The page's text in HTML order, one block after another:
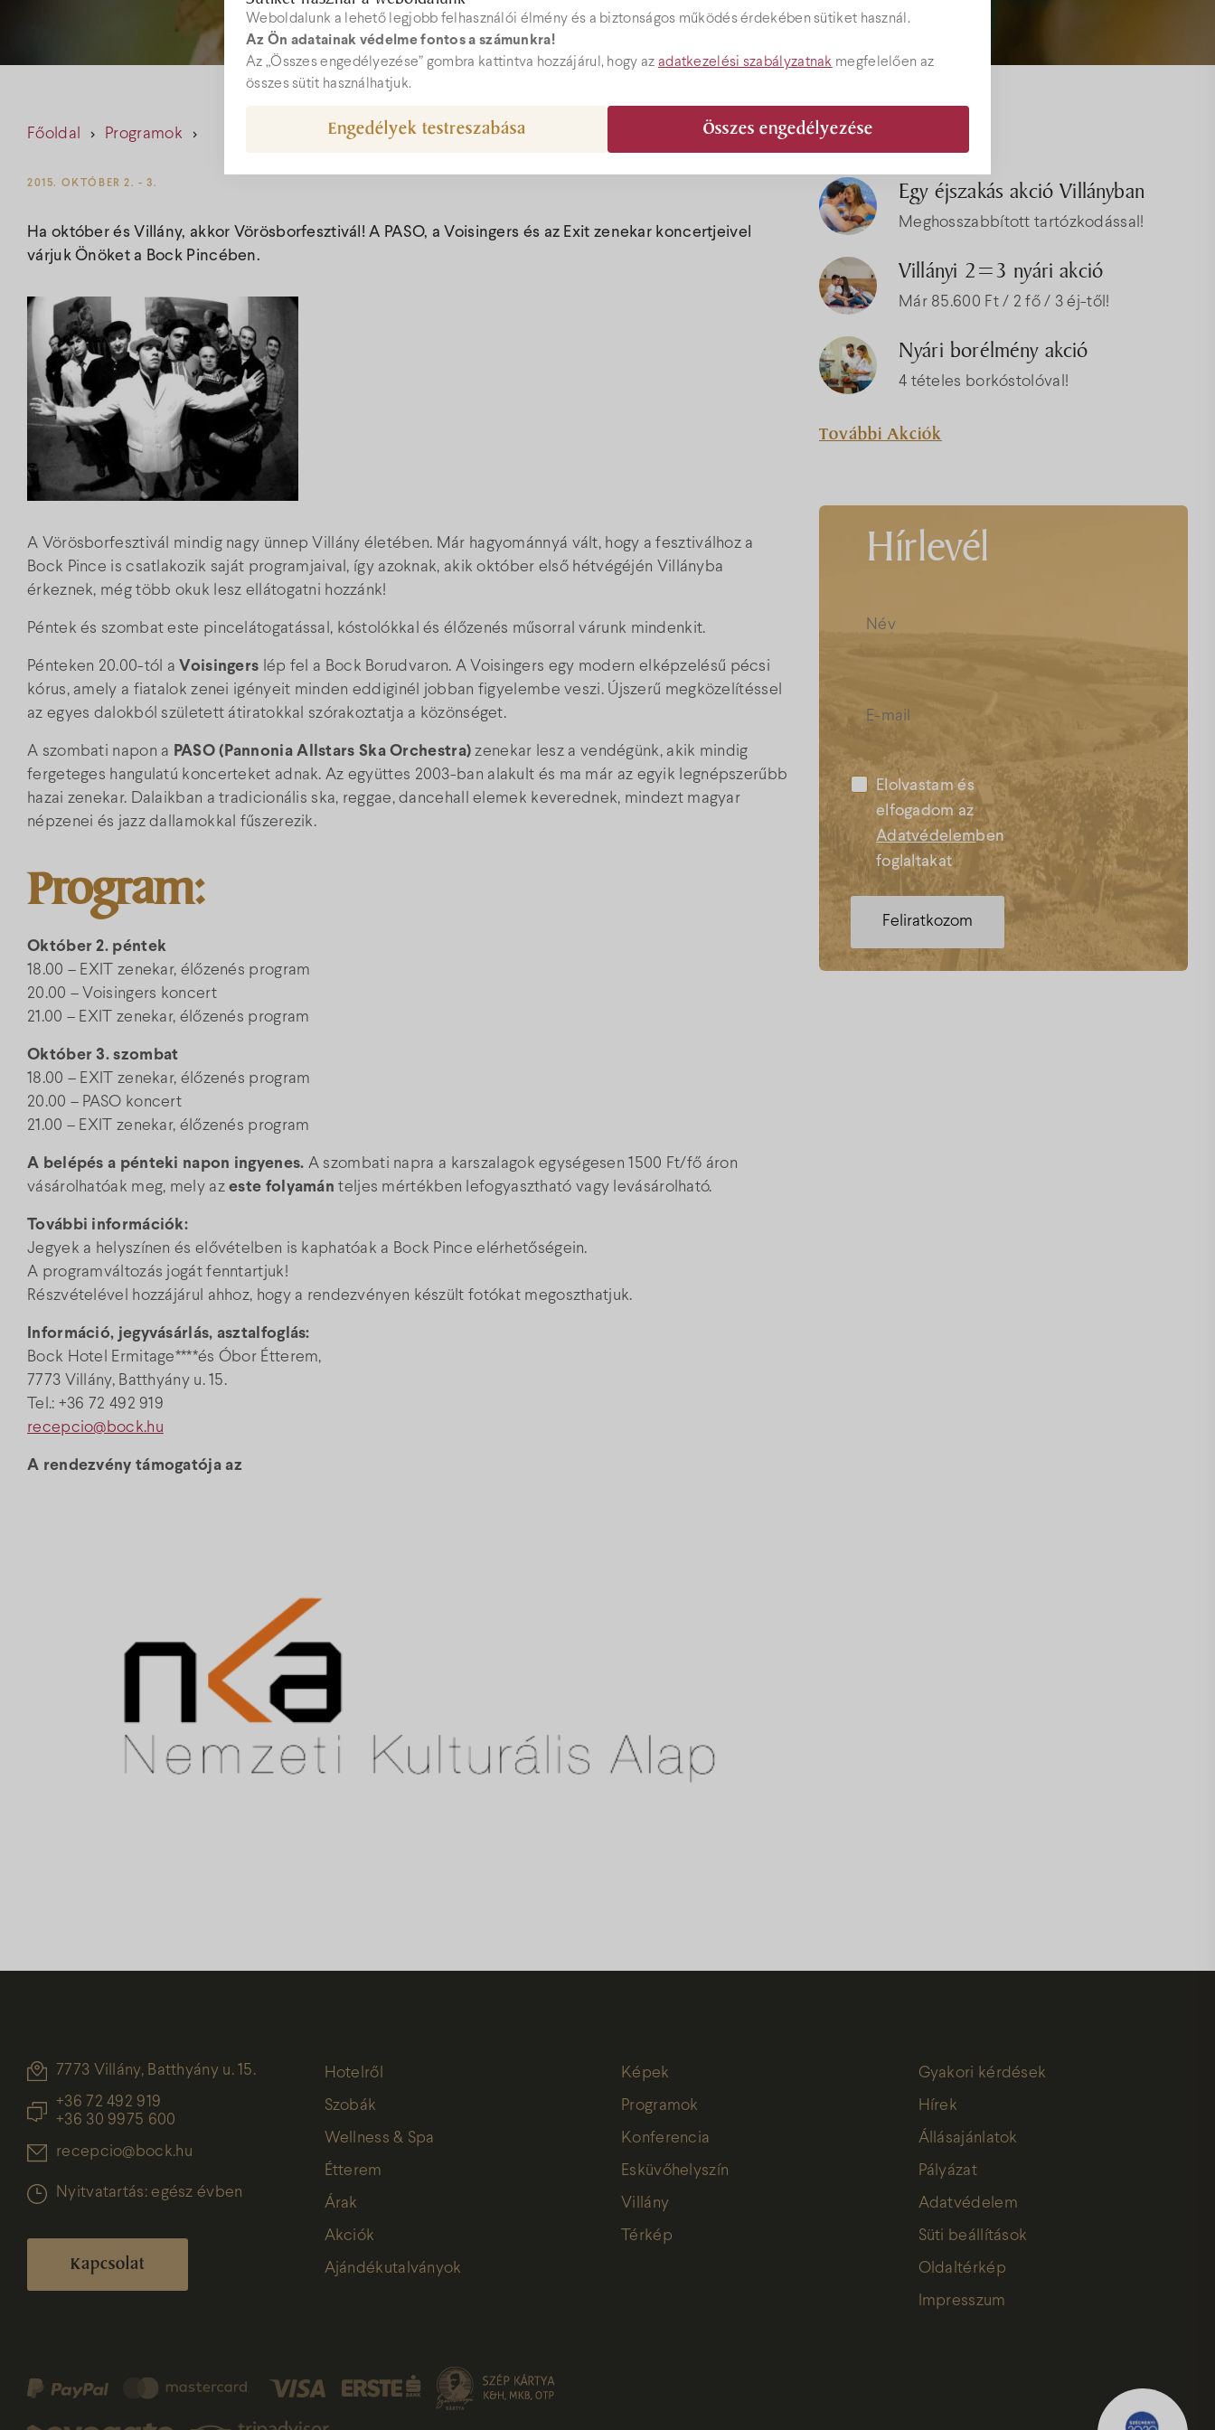
Weboldalunk a lehető legjobb felhasználói élmény és a biztonságos működés érdekében sütiket használ.
Az Ön adatainak védelme fontos a számunkra!
Az „Összes engedélyezése” gombra kattintva hozzájárul, hogy az adatkezelési szabályzatnak megfelelően az
összes sütit használhatjuk.
Összes engedélyezése
Engedélyek testreszabása
Főoldal Programok
2015. OKTÓBER 2. - 3.
Ha október és Villány, akkor Vörösborfesztivál! A PASO, a Voisingers és az Exit zenekar koncertjeivel
várjuk Önöket a Bock Pincében.
A Vörösborfesztivál mindig nagy ünnep Villány életében. Már hagyománnyá vált, hogy a fesztiválhoz a
Bock Pince is csatlakozik saját programjaival, így azoknak, akik október első hétvégéjén Villányba
érkeznek, még több okuk lesz ellátogatni hozzánk!
Péntek és szombat este pincelátogatással, kóstolókkal és élőzenés műsorral várunk mindenkit.
Pénteken 20.00-tól a Voisingers lép fel a Bock Borudvaron. A Voisingers egy modern elképzelésű pécsi
kórus, amely a fiatalok zenei igényeit minden eddiginél jobban figyelembe veszi. Újszerű megközelítéssel
az egyes dalokból született átiratokkal szórakoztatja a közönséget.
A szombati napon a PASO (Pannonia Allstars Ska Orchestra) zenekar lesz a vendégünk, akik mindig
fergeteges hangulatú koncerteket adnak. Az együttes 2003-ban alakult és ma már az egyik legnépszerűbb
hazai zenekar. Dalaikban a tradicionális ska, reggae, dancehall elemek keverednek, mindezt magyar
népzenei és jazz dallamokkal fűszerezik.
Program:
Október 2. péntek
18.00 – EXIT zenekar, élőzenés program
20.00 – Voisingers koncert
21.00 – EXIT zenekar, élőzenés program
Október 3. szombat
18.00 – EXIT zenekar, élőzenés program
20.00 – PASO koncert
21.00 – EXIT zenekar, élőzenés program
A belépés a pénteki napon ingyenes. A szombati napra a karszalagok egységesen 1500 Ft/fő áron
vásárolhatóak meg, mely azeste folyamán teljes mértékben lefogyasztható vagy levásárolható.
További információk:
Jegyek a helyszínen és elővételben is kaphatóak a Bock Pince elérhetőségein.
A programváltozás jogát fenntartjuk!
Részvételével hozzájárul ahhoz, hogy a rendezvényen készült fotókat megoszthatjuk.
Információ, jegyvásárlás, asztalfoglás:
Bock Hotel Ermitage****és Óbor Étterem,
7773 Villány, Batthyány u. 15.
Tel.: +36 72 492 919
recepcio@bock.hu
A rendezvény támogatója az
Akciók
Egy éjszakás akció Villányban
Meghosszabbított tartózkodással!
Villányi 2=3 nyári akció
Már 85.600 Ft / 2 fő / 3 éj-től!
Nyári borélmény akció
4 tételes borkóstolóval!
További Akciók
Hírlevél
Elolvastam és
elfogadom az
Adatvédelemben
foglaltakat
7773 Villány, Batthyány u. 15.
+36 72 492 919
+36 30 9975 600
recepcio@bock.hu
Nyitvatartás: egész évben
Kapcsolat
Hotelről
Szobák
Wellness & Spa
Étterem
Árak
Akciók
Ajándékutalványok
Képek
Programok
Konferencia
Esküvőhelyszín
Villány
Térkép
Gyakori kérdések
Hírek
Állásajánlatok
Pályázat
Adatvédelem
Süti beállítások
Oldaltérkép
Impresszum
Webshop
Árak
Akciók
Ajándékutalványok
Programok